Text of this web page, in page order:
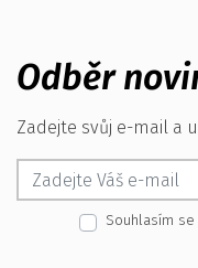
Odběr
Zadejte svůj e-mail a
Souhlasím